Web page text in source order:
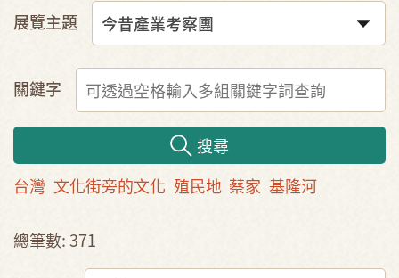
展覽主題
關鍵字
搜尋
台灣 文化街旁的文化 殖民地 蔡家 基隆河
總筆數: 371